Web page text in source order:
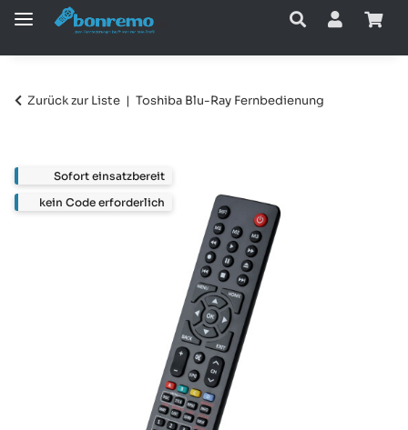
Zurück zur Liste Toshiba Blu-Ray Fernbedienung